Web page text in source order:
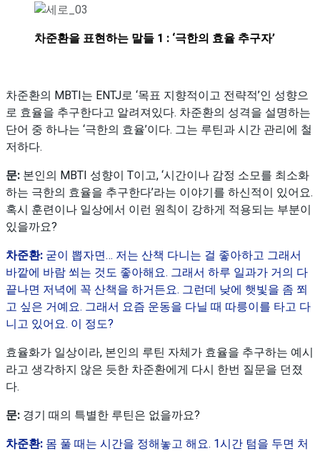
차준환을 표현하는 말들 1 : ‘극한의 효율 추구자’
차준환의 MBTI는 ENTJ로 ‘목표 지향적이고 전략적’인 성향으
로 효율을 추구한다고 알려져있다. 차준환의 성격을 설명하는
단어 중 하나는 ‘극한의 효율’이다. 그는 루틴과 시간 관리에 철
저하다.
문: 본인의 MBTI 성향이 T이고, ‘시간이나 감정 소모를 최소화
하는 극한의 효율을 추구한다’라는 이야기를 하신적이 있어요.
혹시 훈련이나 일상에서 이런 원칙이 강하게 적용되는 부분이
있을까요?
차준환: 굳이 뽑자면… 저는 산책 다니는 걸 좋아하고 그래서
바깥에 바람 쐬는 것도 좋아해요. 그래서 하루 일과가 거의 다
끝나면 저녁에 꼭 산책을 하거든요. 그런데 낮에 햇빛을 좀 쬐
고 싶은 거예요. 그래서 요즘 운동을 다닐 때 따릉이를 타고 다
니고 있어요. 이 정도?
효율화가 일상이라, 본인의 루틴 자체가 효율을 추구하는 예시
라고 생각하지 않은 듯한 차준환에게 다시 한번 질문을 던졌
다.
문: 경기 때의 특별한 루틴은 없을까요?
차준환: 몸 풀 때는 시간을 정해놓고 해요. 1시간 텀을 두면 처